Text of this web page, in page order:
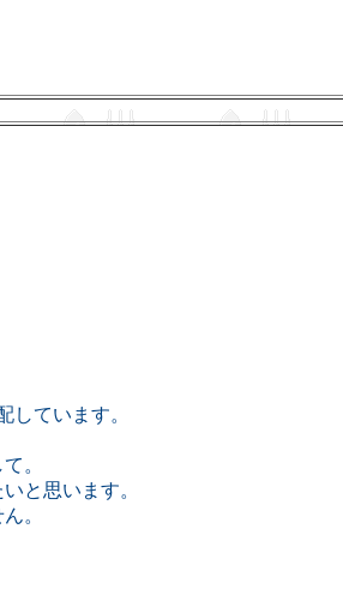
しています。
。
と思います。
。